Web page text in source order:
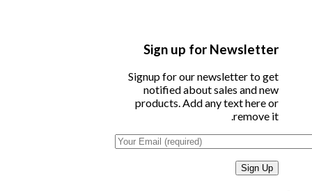
Sign up for Newsletter
Signup for our newsletter to get
notified about sales and new
products. Add any text here or
remove it.